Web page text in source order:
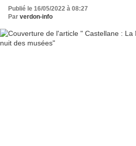
Publié le 16/05/2022 à 08:27
Par verdon-info